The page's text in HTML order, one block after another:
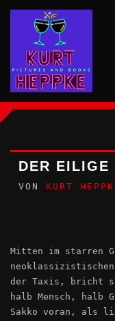
Inhalt
springen
DER EILIGE
VON KURT
Mitten im starren
neoklassizistischen
der Taxis, bricht
halb Mensch, halb
Sakko voran, als